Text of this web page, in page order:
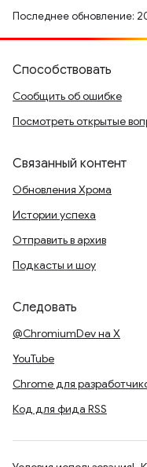
Последнее обновление:
Способствовать
Сообщить об ошибке
Посмотреть открытые
Связанный контент
Обновления Хрома
Истории успеха
Отправить в архив
Подкасты и шоу
Следовать
@ChromiumDev на X
YouTube
Chrome для
Код для фида RSS